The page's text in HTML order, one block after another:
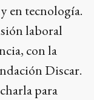
en tecnología.
laboral
con la
Discar.
para